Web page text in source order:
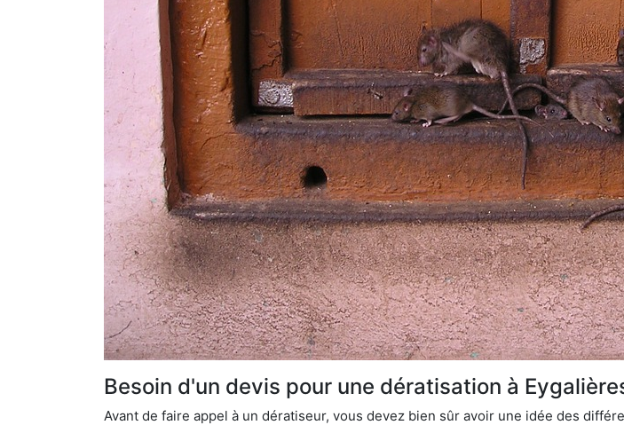
Besoin d'un devis pour une dératisation à
Avant de faire appel à un dératiseur, vous devez bien sûr avoir une idée des